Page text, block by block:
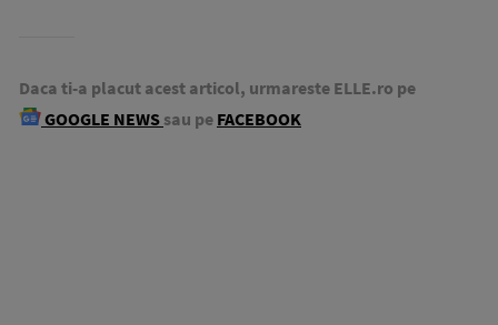
Daca ti-a placut acest articol, urmareste ELLE.ro pe
GOOGLE NEWS sau pe FACEBOOK